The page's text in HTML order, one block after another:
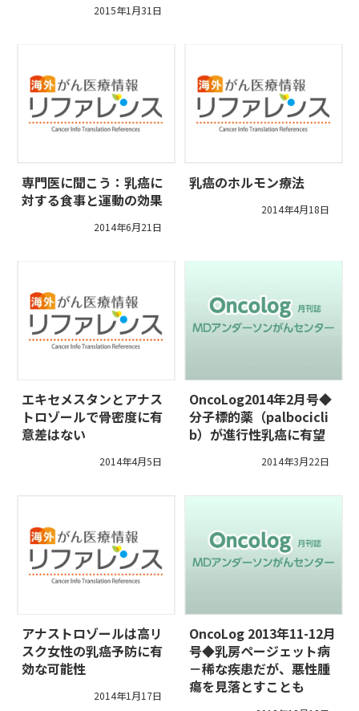
2015年1月31日
専門医に聞こう：乳癌に
対する食事と運動の効果
2014年6月21日
乳癌のホルモン療法
2014年4月18日
エキセメスタンとアナス
トロゾールで骨密度に有
意差はない
2014年4月5日
OncoLog2014年2月号◆
分子標的薬（palbocicli
b）が進行性乳癌に有望
2014年3月22日
アナストロゾールは高リ
スク女性の乳癌予防に有
効な可能性
2014年1月17日
OncoLog 2013年11-12月
号◆乳房ページェット病
－稀な疾患だが、悪性腫
瘍を見落とすことも